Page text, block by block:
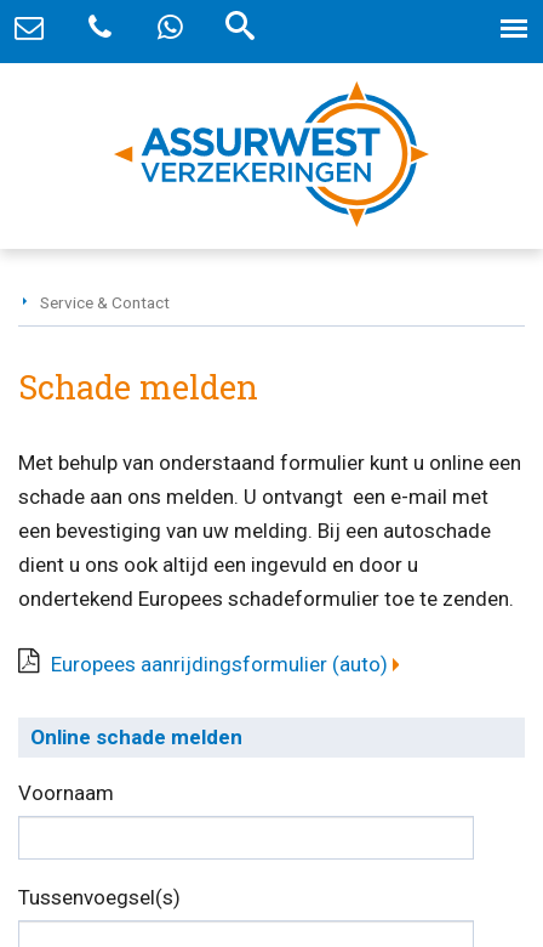
Service & Contact
Schade melden
Met behulp van onderstaand formulier kunt u online een
schade aan ons melden. U ontvangt een e-mail met
een bevestiging van uw melding. Bij een autoschade
dient u ons ook altijd een ingevuld en door u
ondertekend Europees schadeformulier toe te zenden.
Europees aanrijdingsformulier (auto)
Online schade melden
Voornaam
Tussenvoegsel(s)